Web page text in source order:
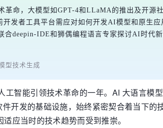
革命，大模型如GPT-4和LLaMA的推出及开源
开发者工具平台需应对如何开发AI模型和原生
合deepin-IDE和狮偶编程语言专家探讨AI时代
型技术生成
工智能引领技术革命的一年。AI 大语言模
开发的基础设施，始终紧密契合着当下
应当时的技术趋势而受到推崇。